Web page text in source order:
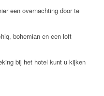
een overnachting door te
bohemian en een loft
bij het hotel kunt u kijken